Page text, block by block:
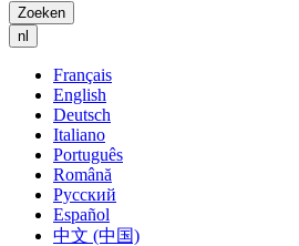
Zoeken
nl
Français
English
Deutsch
Italiano
Português
Română
Русский
Español
中文 (中国)